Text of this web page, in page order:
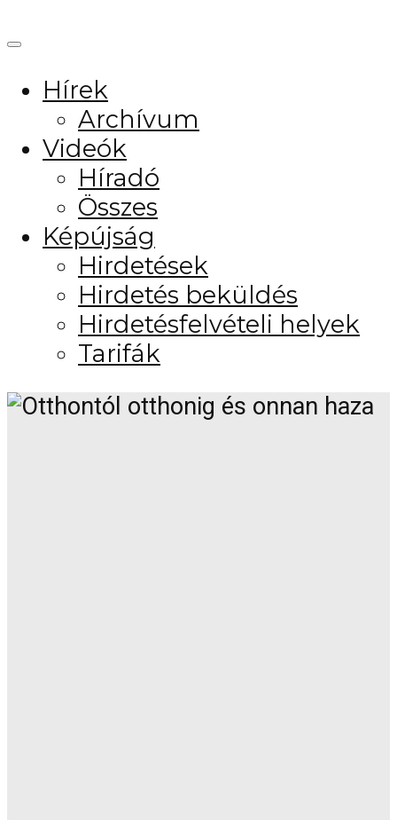
Hírek
Archívum
Videók
Híradó
Összes
Képújság
Hirdetések
Hirdetés beküldés
Hirdetésfelvételi helyek
Tarifák